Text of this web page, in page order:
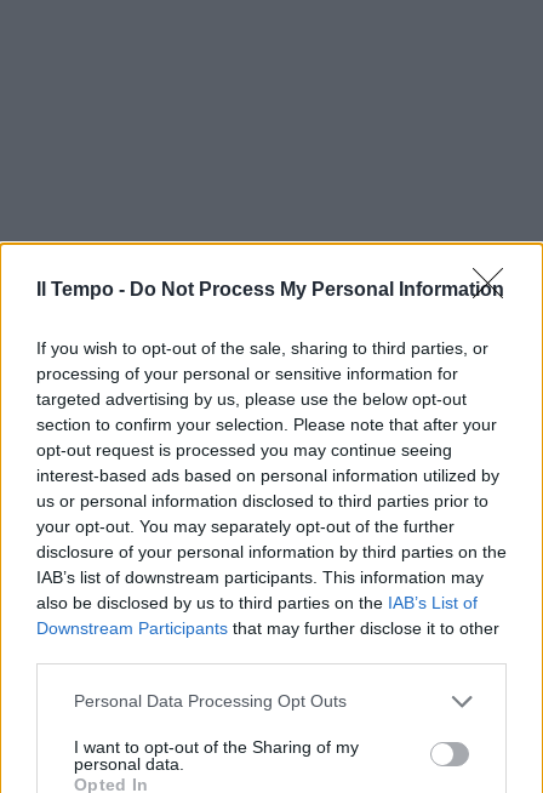
Il Tempo - Do Not Process My Personal Information
If you wish to opt-out of the sale, sharing to third parties, or
processing of your personal or sensitive information for
targeted advertising by us, please use the below opt-out
section to confirm your selection. Please note that after your
opt-out request is processed you may continue seeing
interest-based ads based on personal information utilized by
us or personal information disclosed to third parties prior to
your opt-out. You may separately opt-out of the further
disclosure of your personal information by third parties on the
IAB’s list of downstream participants. This information may
also be disclosed by us to third parties on the IAB’s List of
Downstream Participants that may further disclose it to other
Personal Data Processing Opt Outs
I want to opt-out of the Sharing of my
personal data.
Opted In